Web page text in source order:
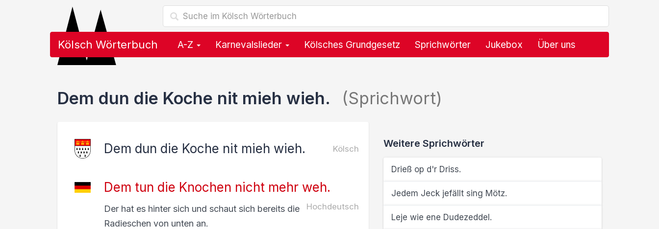
Kölsch Wörterbuch A-Z Karnevalslieder Kölsches Grundgesetz Sprichwörter Jukebox Über uns
Dem dun die Koche nit mieh wieh. (Sprichwort)
Dem dun die Koche nit mieh wieh. Kölsch
Dem tun die Knochen nicht mehr weh.
Hochdeutsch
Der hat es hinter sich und schaut sich bereits die
Radieschen von unten an.
Weitere Sprichwörter
Drieß op d'r Driss.
Jedem Jeck jefällt sing Mötz.
Leje wie ene Dudezeddel.